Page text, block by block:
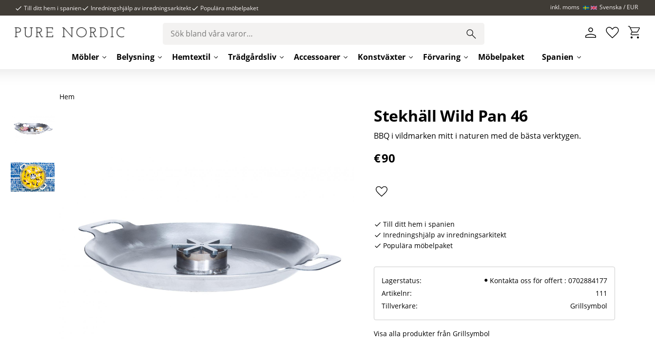
Till ditt hem i spanien Inredningshjälp av inredningsarkitekt Populära möbelpaket inkl. moms
Möbler Belysning Hemtextil Trädgårdsliv Accessoarer Konstväxter Förvaring Möbelpaket Spanien
Favoriter
Svenska EUR
Hem
Stekhäll Wild Pan 46
BBQ i vildmarken mitt i naturen med de bästa verktygen.
€90
Lägg till i favoriter
Till ditt hem i spanien
Inredningshjälp av inredningsarkitekt
Populära möbelpaket
Lagerstatus
Kontakta oss för offert : 0702884177
Artikelnr
111
Tillverkare
Grillsymbol
Visa alla produkter från Grillsymbol